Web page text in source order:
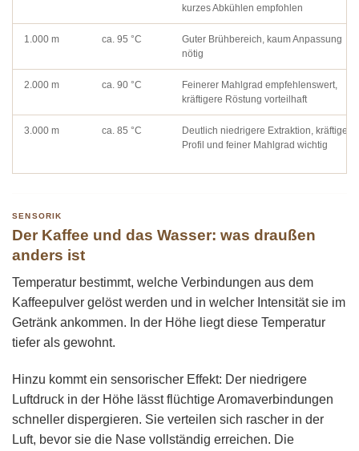
kurzes Abkühlen empfohlen
1.000 m ca. 95 °C
Guter Brühbereich, kaum Anpassung
nötig
2.000 m ca. 90 °C
Feinerer Mahlgrad empfehlenswert,
kräftigere Röstung vorteilhaft
3.000 m ca. 85 °C
Deutlich niedrigere Extraktion, kräftiges
Profil und feiner Mahlgrad wichtig
SENSORIK
Der Kaffee und das Wasser: was draußen
anders ist
Temperatur bestimmt, welche Verbindungen aus dem
Kaffeepulver gelöst werden und in welcher Intensität sie im
Getränk ankommen. In der Höhe liegt diese Temperatur
tiefer als gewohnt.
Hinzu kommt ein sensorischer Effekt: Der niedrigere
Luftdruck in der Höhe lässt flüchtige Aromaverbindungen
schneller dispergieren. Sie verteilen sich rascher in der
Luft, bevor sie die Nase vollständig erreichen. Die